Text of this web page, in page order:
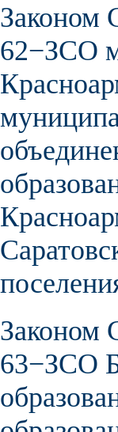
Законом
62−ЗСО
Законом
63−ЗСО